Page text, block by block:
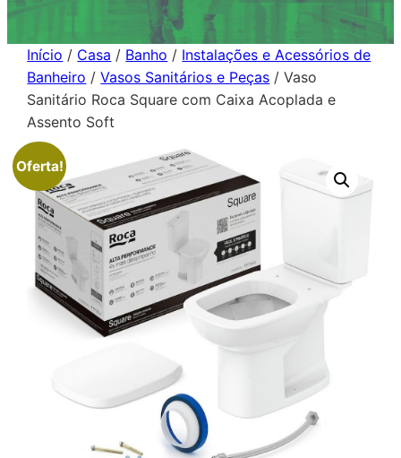
Início / Casa / Banho / Instalações e Acessórios de
Banheiro /Vasos Sanitários e Peças / Vaso
Sanitário Roca Square com Caixa Acoplada e
Assento Soft
Oferta!